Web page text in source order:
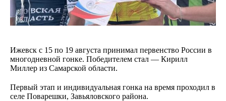
Ижевск с 15 по 19 августа принимал первенство России в
многодневной гонке. Победителем стал — Кирилл
Миллер из Самарской области.
Первый этап и индивидуальная гонка на время проходил в
селе Поварешки, Завьяловского района.